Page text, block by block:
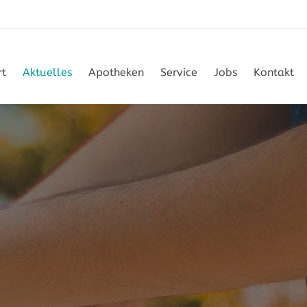
Aktuelles Apotheken Service Jobs Kontakt